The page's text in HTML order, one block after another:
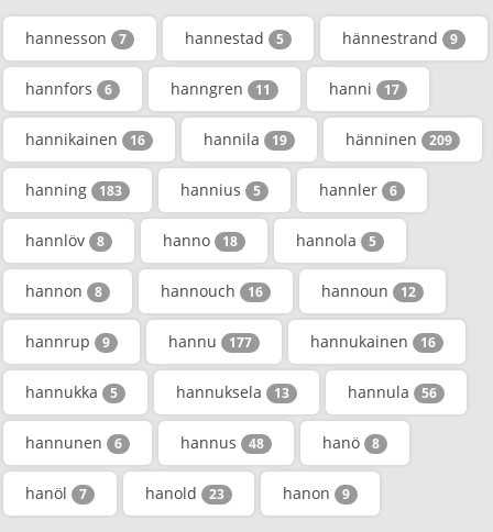
hannesson 7 hannestad 5 hännestrand 9
hannfors 6 hanngren 11 hanni 17
hannikainen 16 hannila 19 hänninen 209
hanning 183 hannius 5 hannler 6
hannlöv 8 hanno 18 hannola 5
hannon 8 hannouch 16 hannoun 12
hannrup 9 hannu 177 hannukainen 16
hannukka 5 hannuksela 13 hannula 56
hannunen 6 hannus 48 hanö 8
hanöl 7 hanold 23 hanon 9